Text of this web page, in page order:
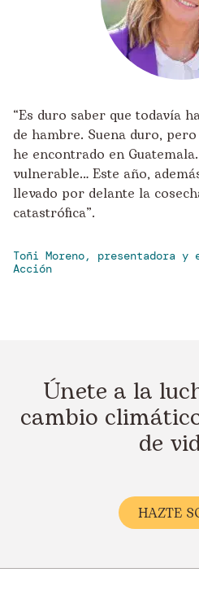
“Es duro saber que todavía
de hambre. Suena duro,
he encontrado en
vulnerable… Este año,
llevado por delante la
catastrófica”.
Toñi Moreno, presentadora y
Acción
Únete a la
cambio
de
HAZTE